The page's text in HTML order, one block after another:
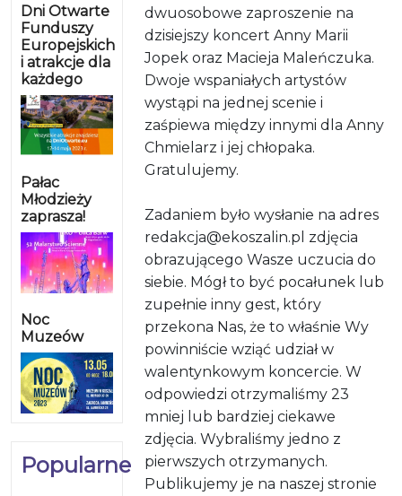
Dni Otwarte
Funduszy
Europejskich
i atrakcje dla
każdego
Pałac
Młodzieży
zaprasza!
Noc
Muzeów
Popularne
dwuosobowe zaproszenie na
dzisiejszy koncert Anny Marii
Jopek oraz Macieja Maleńczuka.
Dwoje wspaniałych artystów
wystąpi na jednej scenie i
zaśpiewa między innymi dla Anny
Chmielarz i jej chłopaka.
Gratulujemy.
Zadaniem było wysłanie na adres
redakcja@ekoszalin.pl zdjęcia
obrazującego Wasze uczucia do
siebie. Mógł to być pocałunek lub
zupełnie inny gest, który
przekona Nas, że to właśnie Wy
powinniście wziąć udział w
walentynkowym koncercie. W
odpowiedzi otrzymaliśmy 23
mniej lub bardziej ciekawe
zdjęcia. Wybraliśmy jedno z
pierwszych otrzymanych.
Publikujemy je na naszej stronie